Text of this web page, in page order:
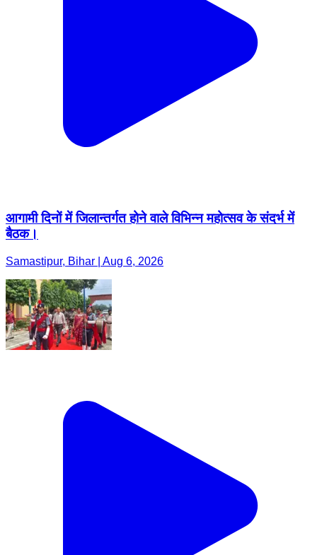
आगामी दिनों में जिलान्तर्गत होने वाले विभिन्न महोत्सव के संदर्भ में
बैठक।
Samastipur, Bihar | Aug 6, 2026